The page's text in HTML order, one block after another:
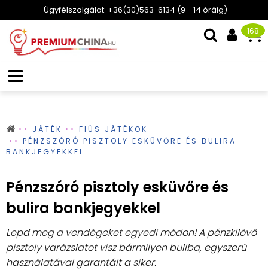
Ügyfélszolgálat: +36(30)563-6134 (9 - 14 óráig)
168
JÁTÉK
FIÚS JÁTÉKOK
PÉNZSZÓRÓ PISZTOLY ESKÜVŐRE ÉS BULIRA
BANKJEGYEKKEL
Pénzszóró pisztoly esküvőre és
bulira bankjegyekkel
Lepd meg a vendégeket egyedi módon! A pénzkilövő
pisztoly varázslatot visz bármilyen buliba, egyszerű
használatával garantált a siker.